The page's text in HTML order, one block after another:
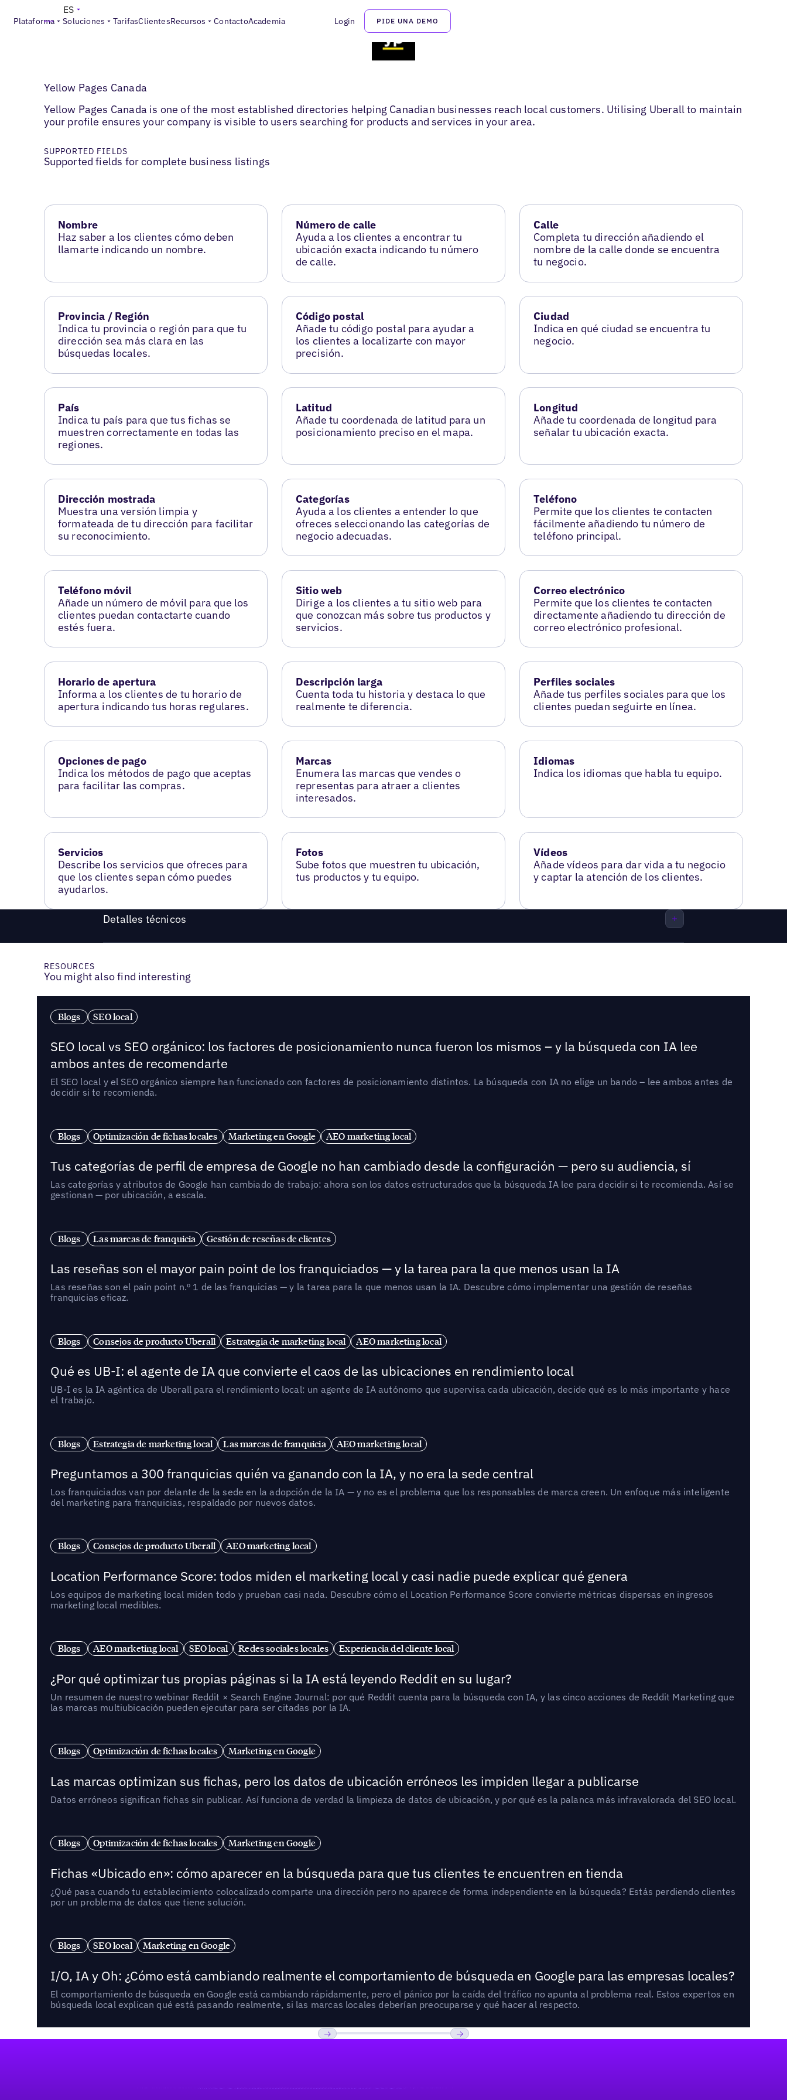
Plataforma Soluciones TarifasClientesRecursos ContactoAcademia Login PIDE UNA DEMO
ES
Yellow Pages Canada
Yellow Pages Canada is one of the most established directories helping Canadian businesses reach local customers. Utilising Uberall to maintain
your profile ensures your company is visible to users searching for products and services in your area.
SUPPORTED FIELDS
Supported fields for complete business listings
Nombre
Haz saber a los clientes cómo deben
llamarte indicando un nombre.
Número de calle
Ayuda a los clientes a encontrar tu
ubicación exacta indicando tu número
de calle.
Calle
Completa tu dirección añadiendo el
nombre de la calle donde se encuentra
tu negocio.
Provincia / Región
Indica tu provincia o región para que tu
dirección sea más clara en las
búsquedas locales.
Código postal
Añade tu código postal para ayudar a
los clientes a localizarte con mayor
precisión.
Ciudad
Indica en qué ciudad se encuentra tu
negocio.
País
Indica tu país para que tus fichas se
muestren correctamente en todas las
regiones.
Latitud
Añade tu coordenada de latitud para un
posicionamiento preciso en el mapa.
Longitud
Añade tu coordenada de longitud para
señalar tu ubicación exacta.
Dirección mostrada
Muestra una versión limpia y
formateada de tu dirección para facilitar
su reconocimiento.
Categorías
Ayuda a los clientes a entender lo que
ofreces seleccionando las categorías de
negocio adecuadas.
Teléfono
Permite que los clientes te contacten
fácilmente añadiendo tu número de
teléfono principal.
Teléfono móvil
Añade un número de móvil para que los
clientes puedan contactarte cuando
estés fuera.
Sitio web
Dirige a los clientes a tu sitio web para
que conozcan más sobre tus productos y
servicios.
Correo electrónico
Permite que los clientes te contacten
directamente añadiendo tu dirección de
correo electrónico profesional.
Horario de apertura
Informa a los clientes de tu horario de
apertura indicando tus horas regulares.
Descripción larga
Cuenta toda tu historia y destaca lo que
realmente te diferencia.
Perfiles sociales
Añade tus perfiles sociales para que los
clientes puedan seguirte en línea.
Opciones de pago
Indica los métodos de pago que aceptas
para facilitar las compras.
Marcas
Enumera las marcas que vendes o
representas para atraer a clientes
interesados.
Idiomas
Indica los idiomas que habla tu equipo.
Servicios
Describe los servicios que ofreces para
que los clientes sepan cómo puedes
ayudarlos.
Fotos
Sube fotos que muestren tu ubicación,
tus productos y tu equipo.
Vídeos
Añade vídeos para dar vida a tu negocio
y captar la atención de los clientes.
Detalles técnicos
RESOURCES
You might also find interesting
Blogs SEO local
SEO local vs SEO orgánico: los factores de posicionamiento nunca fueron los mismos – y la búsqueda con IA lee
ambos antes de recomendarte
El SEO local y el SEO orgánico siempre han funcionado con factores de posicionamiento distintos. La búsqueda con IA no elige un bando – lee ambos antes de
decidir si te recomienda.
Blogs Optimización de fichas locales Marketing en Google AEO marketing local
Tus categorías de perfil de empresa de Google no han cambiado desde la configuración — pero su audiencia, sí
Las categorías y atributos de Google han cambiado de trabajo: ahora son los datos estructurados que la búsqueda IA lee para decidir si te recomienda. Así se
gestionan — por ubicación, a escala.
Blogs Las marcas de franquicia Gestión de reseñas de clientes
Las reseñas son el mayor pain point de los franquiciados — y la tarea para la que menos usan la IA
Las reseñas son el pain point n.º 1 de las franquicias — y la tarea para la que menos usan la IA. Descubre cómo implementar una gestión de reseñas
franquicias eficaz.
Blogs Consejos de producto Uberall Estrategia de marketing local AEO marketing local
Qué es UB-I: el agente de IA que convierte el caos de las ubicaciones en rendimiento local
UB-I es la IA agéntica de Uberall para el rendimiento local: un agente de IA autónomo que supervisa cada ubicación, decide qué es lo más importante y hace
el trabajo.
Blogs Estrategia de marketing local Las marcas de franquicia AEO marketing local
Preguntamos a 300 franquicias quién va ganando con la IA, y no era la sede central
Los franquiciados van por delante de la sede en la adopción de la IA — y no es el problema que los responsables de marca creen. Un enfoque más inteligente
del marketing para franquicias, respaldado por nuevos datos.
Blogs Consejos de producto Uberall AEO marketing local
Location Performance Score: todos miden el marketing local y casi nadie puede explicar qué genera
Los equipos de marketing local miden todo y prueban casi nada. Descubre cómo el Location Performance Score convierte métricas dispersas en ingresos
marketing local medibles.
Blogs AEO marketing local SEO local Redes sociales locales Experiencia del cliente local
¿Por qué optimizar tus propias páginas si la IA está leyendo Reddit en su lugar?
Un resumen de nuestro webinar Reddit × Search Engine Journal: por qué Reddit cuenta para la búsqueda con IA, y las cinco acciones de Reddit Marketing que
las marcas multiubicación pueden ejecutar para ser citadas por la IA.
Blogs Optimización de fichas locales Marketing en Google
Las marcas optimizan sus fichas, pero los datos de ubicación erróneos les impiden llegar a publicarse
Datos erróneos significan fichas sin publicar. Así funciona de verdad la limpieza de datos de ubicación, y por qué es la palanca más infravalorada del SEO local.
Blogs Optimización de fichas locales Marketing en Google
Fichas «Ubicado en»: cómo aparecer en la búsqueda para que tus clientes te encuentren en tienda
¿Qué pasa cuando tu establecimiento colocalizado comparte una dirección pero no aparece de forma independiente en la búsqueda? Estás perdiendo clientes
por un problema de datos que tiene solución.
Blogs SEO local Marketing en Google
I/O, IA y Oh: ¿Cómo está cambiando realmente el comportamiento de búsqueda en Google para las empresas locales?
El comportamiento de búsqueda en Google está cambiando rápidamente, pero el pánico por la caída del tráfico no apunta al problema real. Estos expertos en
búsqueda local explican qué está pasando realmente, si las marcas locales deberían preocuparse y qué hacer al respecto.